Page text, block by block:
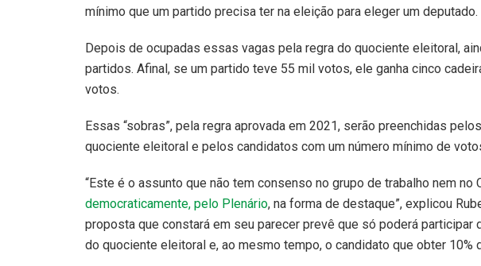
mínimo que um partido precisa ter na eleição para eleger um deputado.
Depois de ocupadas essas vagas pela regra do quociente eleitoral,
partidos. Afinal, se um partido teve 55 mil votos, ele ganha cinco
votos.
Essas “sobras”, pela regra aprovada em 2021, serão preenchidas
quociente eleitoral e pelos candidatos com um número mínimo de
“Este é o assunto que não tem consenso no grupo de trabalho nem no
democraticamente, pelo Plenário, na forma de destaque”, explicou
proposta que constará em seu parecer prevê que só poderá participar
do quociente eleitoral e, ao mesmo tempo, o candidato que obter